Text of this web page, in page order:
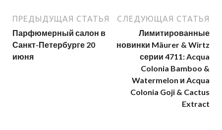
ПРЕДЫДУЩАЯ СТАТЬЯ
Парфюмерный салон в
Санкт-Петербурге 20
июня
СЛЕДУЮЩАЯ СТАТЬЯ
Лимитированные
новинки Mäurer & Wirtz
серии 4711: Acqua
Colonia Bamboo &
Watermelon и Acqua
Colonia Goji & Cactus
Extract